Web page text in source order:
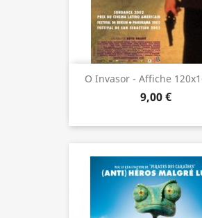
O Invasor - Affiche
9,00 €